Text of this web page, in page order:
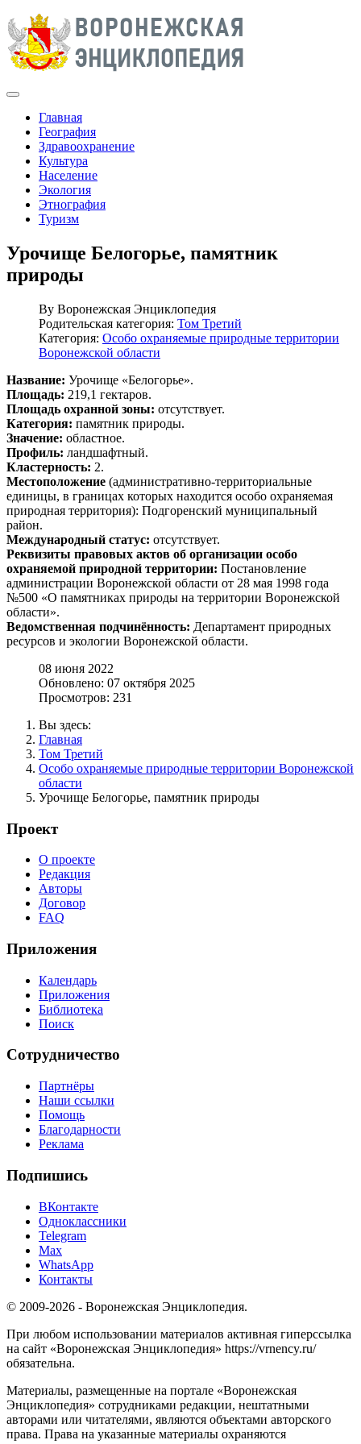
Главная
География
Здравоохранение
Культура
Население
Экология
Этнография
Туризм
Урочище Белогорье, памятник
природы
By Воронежская Энциклопедия
Родительская категория: Том Третий
Категория: Особо охраняемые природные территории
Воронежской области
Название: Урочище «Белогорье».
Площадь: 219,1 гектаров.
Площадь охранной зоны: отсутствует.
Категория: памятник природы.
Значение: областное.
Профиль: ландшафтный.
Кластерность: 2.
Местоположение (административно-территориальные
единицы, в границах которых находится особо охраняемая
природная территория): Подгоренский муниципальный
район.
Международный статус: отсутствует.
Реквизиты правовых актов об организации особо
охраняемой природной территории: Постановление
администрации Воронежской области от 28 мая 1998 года
№500 «О памятниках природы на территории Воронежской
области».
Ведомственная подчинённость: Департамент природных
ресурсов и экологии Воронежской области.
08 июня 2022
Обновлено: 07 октября 2025
Просмотров: 231
Вы здесь:
Главная
Том Третий
Особо охраняемые природные территории Воронежской
области
Урочище Белогорье, памятник природы
Проект
О проекте
Редакция
Авторы
Договор
FAQ
Приложения
Календарь
Приложения
Библиотека
Поиск
Сотрудничество
Партнёры
Наши ссылки
Помощь
Благодарности
Реклама
Подпишись
ВКонтакте
Одноклассники
Telegram
Max
WhatsApp
Контакты
© 2009-2026 - Воронежская Энциклопедия.
При любом использовании материалов активная гиперссылка
на сайт «Воронежская Энциклопедия» https://vrnency.ru/
обязательна.
Материалы, размещенные на портале «Воронежская
Энциклопедия» сотрудниками редакции, нештатными
авторами или читателями, являются объектами авторского
права. Права на указанные материалы охраняются